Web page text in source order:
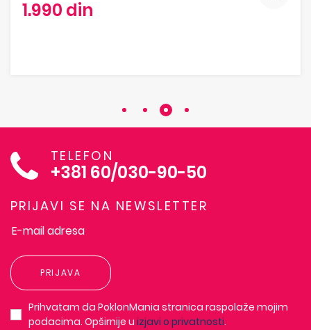
1.990 din
TELEFON
+381 60/030-90-50
PRIJAVI SE NA NEWSLETTER
PRIJAVA
Prihvatam da PoklonMania stranica raspolaže mojim
podacima. Opširnije u izjavi o privatnosti.